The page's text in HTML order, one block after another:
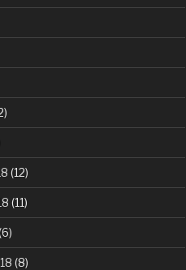
(12)
(11)
(8)